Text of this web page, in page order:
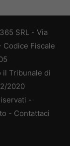
SRL - Via
Codice Fiscale
il Tribunale di
2020
-
- Contattaci